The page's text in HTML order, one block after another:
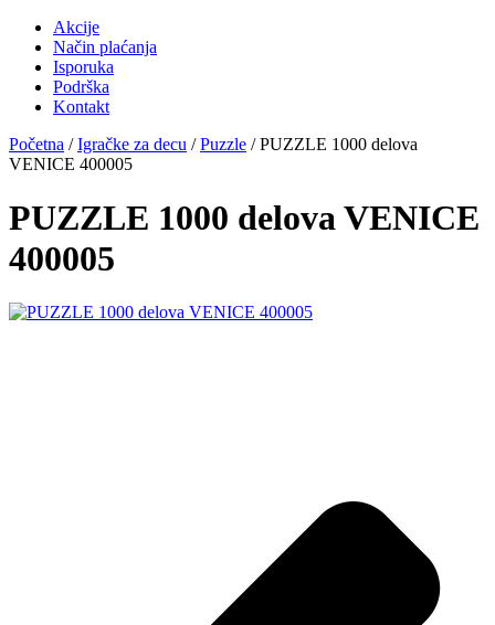
Akcije
Način plaćanja
Isporuka
Podrška
Kontakt
Početna /Igračke za decu /Puzzle / PUZZLE 1000 delova
VENICE 400005
PUZZLE 1000 delova VENICE
400005